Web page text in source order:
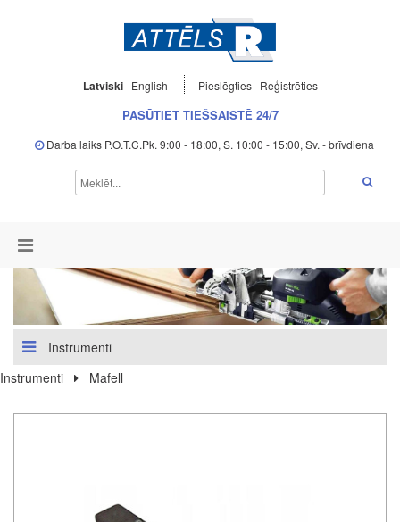
Latviski English Pieslēgties Reģistrēties
PASŪTIET TIEŠSAISTĒ 24/7
Darba laiks P.O.T.C.Pk. 9:00 - 18:00, S. 10:00 - 15:00, Sv. - brīvdiena
Instrumenti
Instrumenti
Mafell